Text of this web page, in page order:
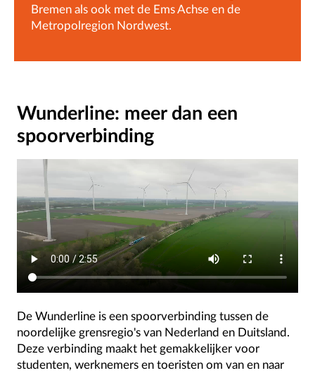
Bremen als ook met de Ems Achse en de
Metropolregion Nordwest.
Wunderline: meer dan een
spoorverbinding
De Wunderline is een spoorverbinding tussen de
noordelijke grensregio's van Nederland en Duitsland.
Deze verbinding maakt het gemakkelijker voor
studenten, werknemers en toeristen om van en naar